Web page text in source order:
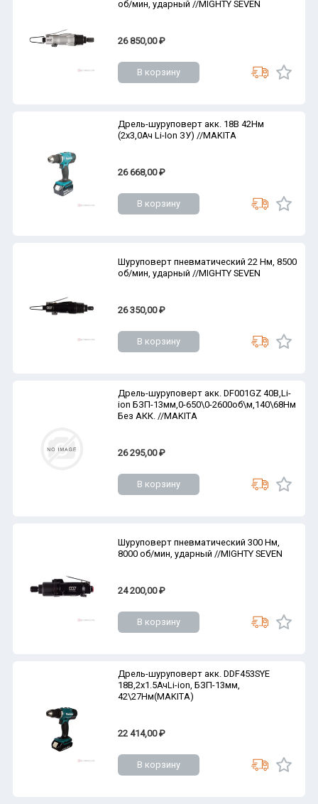
об/мин, ударный //MIGHTY SEVEN
26 850,00 ₽
В корзину
Дрель-шуруповерт акк. 18В 42Нм
(2х3,0Ач Li-Ion ЗУ) //MAKITA
26 668,00 ₽
В корзину
Шуруповерт пневматический 22 Нм, 8500
об/мин, ударный //MIGHTY SEVEN
26 350,00 ₽
В корзину
Дрель-шуруповерт акк. DF001GZ 40В,Li-
ion БЗП-13мм,0-650\0-2600об\м,140\68Нм
Без АКК. //MAKITA
26 295,00 ₽
В корзину
Шуруповерт пневматический 300 Нм,
8000 об/мин, ударный //MIGHTY SEVEN
24 200,00 ₽
В корзину
Дрель-шуруповерт акк. DDF453SYE
18В,2х1.5АчLi-ion, БЗП-13мм,
42\27Нм(MAKITA)
22 414,00 ₽
В корзину